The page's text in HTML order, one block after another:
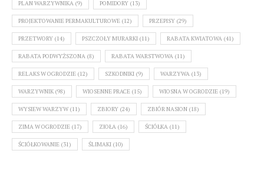
PLAN WARZYWNIKA (9) POMIDORY (13)
PROJEKTOWANIE PERMAKULTUROWE (12) PRZEPISY (29)
PRZETWORY (14) PSZCZOŁY MURARKI (11) RABATA KWIATOWA (41)
RABATA PODWYŻSZONA (8) RABATA WARSTWOWA (11)
RELAKS W OGRODZIE (12) SZKODNIKI (9) WARZYWA (13)
WARZYWNIK (98) WIOSENNE PRACE (15) WIOSNA W OGRODZIE (19)
WYSIEW WARZYW (11) ZBIORY (24) ZBIÓR NASION (18)
ZIMA W OGRODZIE (17) ZIOŁA (16) ŚCIÓŁKA (11)
ŚCIÓŁKOWANIE (31) ŚLIMAKI (10)